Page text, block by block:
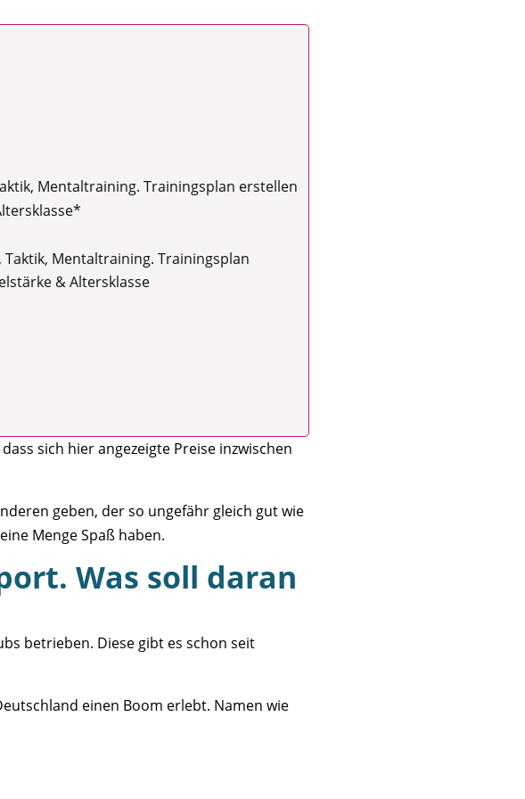
Mentaltraining. Trainingsplan erstellen
Mentaltraining. Trainingsplan
& Altersklasse
sich hier angezeigte Preise inzwischen
geben, der so ungefähr gleich gut wie
Menge Spaß haben.
Was soll daran
betrieben. Diese gibt es schon seit
einen Boom erlebt. Namen wie